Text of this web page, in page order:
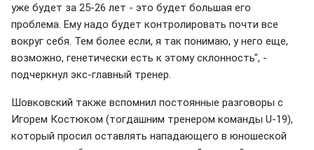
уже будет за 25-26 лет - это будет большая его
проблема. Ему надо будет контролировать почти все
вокруг себя. Тем более если, я так понимаю, у него еще,
возможно, генетически есть к этому склонность", -
подчеркнул экс-главный тренер.
Шовковский также вспомнил постоянные разговоры с
Игорем Костюком (тогдашним тренером команды U-19),
который просил оставлять нападающего в юношеской